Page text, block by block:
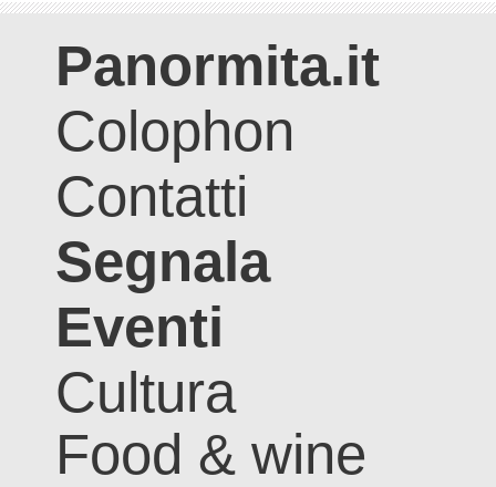
Panormita.it
Colophon
Contatti
Segnala
Eventi
Cultura
Food & wine